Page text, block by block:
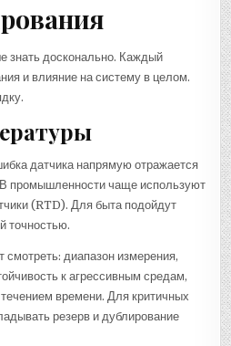
знать досконально. Каждый
и влияние на систему в целом.
датчика напрямую отражается
В промышленности чаще используют
(RTD). Для быта подойдут
точностью.
смотреть: диапазон измерения,
к агрессивным средам,
времени. Для критичных
резерв и дублирование